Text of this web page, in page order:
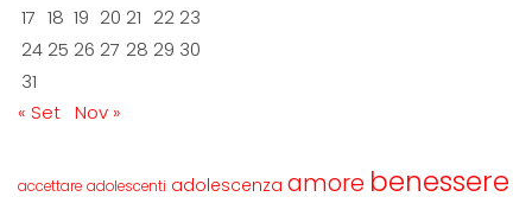
17 18 19 20 21 22 23
24 25 26 27 28 29 30
31
« Set Nov »
accettare adolescenti adolescenza amore benessere